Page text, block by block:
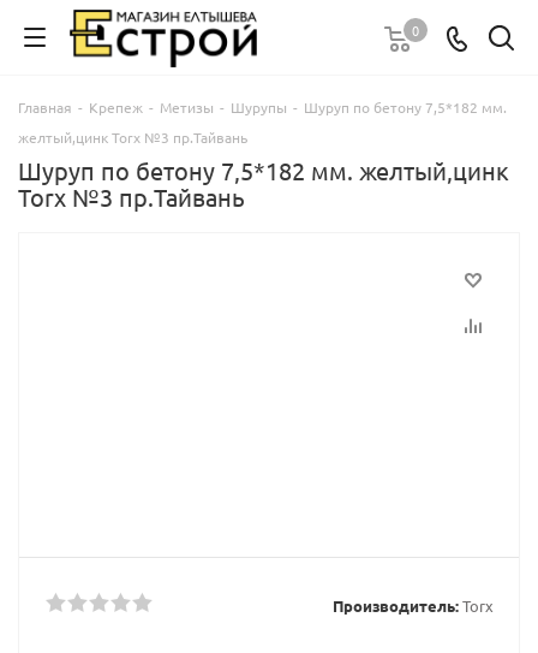
0
Главная - Крепеж - Метизы - Шурупы - Шуруп по бетону 7,5*182 мм.
желтый,цинк Torx №3 пр.Тайвань
Шуруп по бетону 7,5*182 мм. желтый,цинк
Torx №3 пр.Тайвань
Производитель:Torx